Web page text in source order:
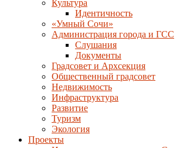
Культура
Идентичность
«Умный Сочи»
Администрация города и ГСС
Слушания
Документы
Градсовет и Архсекция
Общественный градсовет
Недвижимость
Инфраструктура
Развитие
Туризм
Экология
Проекты